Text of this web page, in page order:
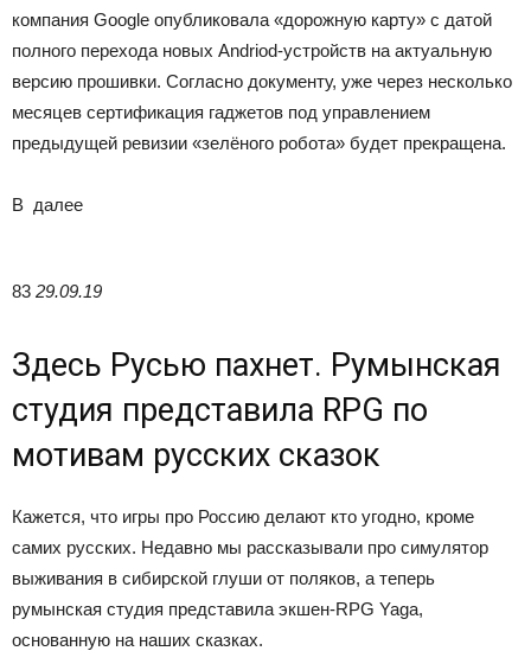
компания Google опубликовала «дорожную карту» с датой
полного перехода новых Andriod-устройств на актуальную
версию прошивки. Согласно документу, уже через несколько
месяцев сертификация гаджетов под управлением
предыдущей ревизии «зелёного робота» будет прекращена.
В далее
83 29.09.19
Здесь Русью пахнет. Румынская
студия представила RPG по
мотивам русских сказок
Кажется, что игры про Россию делают кто угодно, кроме
самих русских. Недавно мы рассказывали про симулятор
выживания в сибирской глуши от поляков, а теперь
румынская студия представила экшен-RPG Yaga,
основанную на наших сказках.